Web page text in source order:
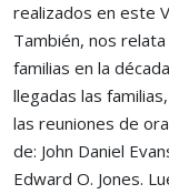
realizados en este
También, nos
familias en la
llegadas las
las reuniones de
de: John Daniel
Edward O. Jones.